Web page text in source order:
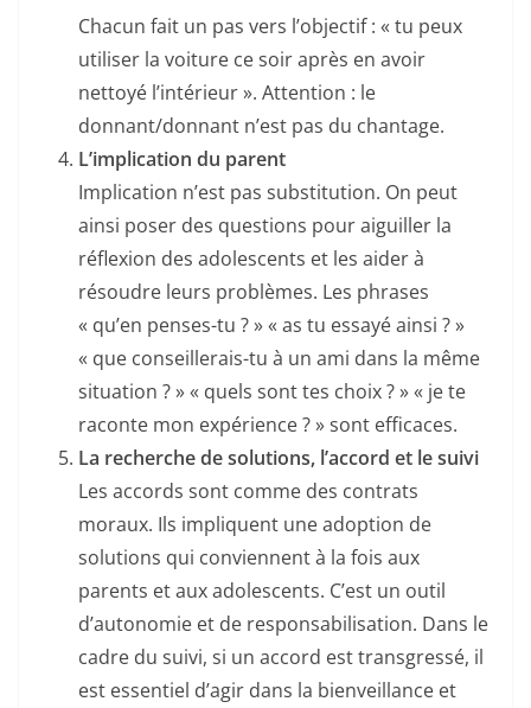
Chacun fait un pas vers l’objectif : « tu peux
utiliser la voiture ce soir après en avoir
nettoyé l’intérieur ». Attention : le
donnant/donnant n’est pas du chantage.
L’implication du parent
Implication n’est pas substitution. On peut
ainsi poser des questions pour aiguiller la
réflexion des adolescents et les aider à
résoudre leurs problèmes. Les phrases
« qu’en penses-tu ? » « as tu essayé ainsi ? »
« que conseillerais-tu à un ami dans la même
situation ? » « quels sont tes choix ? » « je te
raconte mon expérience ? » sont efficaces.
La recherche de solutions, l’accord et le suivi
Les accords sont comme des contrats
moraux. Ils impliquent une adoption de
solutions qui conviennent à la fois aux
parents et aux adolescents. C’est un outil
d’autonomie et de responsabilisation. Dans le
cadre du suivi, si un accord est transgressé, il
est essentiel d’agir dans la bienveillance et